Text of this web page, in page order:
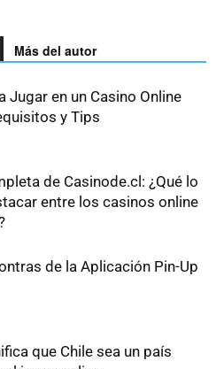
Más del autor
Jugar en un Casino Online
y Tips
de Casinode.cl: ¿Qué lo
entre los casinos online
de la Aplicación Pin-Up
que Chile sea un país